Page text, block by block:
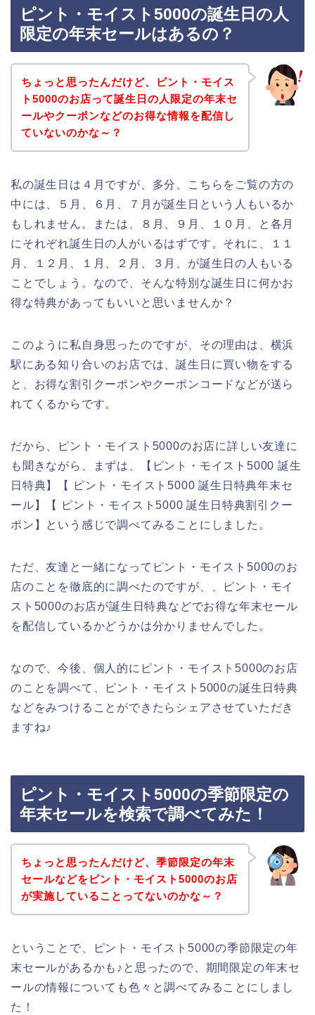
ピント・モイスト5000の誕生日の人
限定の年末セールはあるの？
ちょっと思ったんだけど、ピント・モイス
ト5000のお店って誕生日の人限定の年末セ
ールやクーポンなどのお得な情報を配信し
ていないのかな～？
私の誕生日は４月ですが、多分、こちらをご覧の方の
中には、５月、６月、７月が誕生日という人もいるか
もしれません。または、８月、９月、１０月、と各月
にそれぞれ誕生日の人がいるはずです。それに、１１
月、１２月、１月、２月、３月、が誕生日の人もいる
ことでしょう。なので、そんな特別な誕生日に何かお
得な特典があってもいいと思いませんか？
このように私自身思ったのですが、その理由は、横浜
駅にある知り合いのお店では、誕生日に買い物をする
と、お得な割引クーポンやクーポンコードなどが送ら
れてくるからです。
だから、ピント・モイスト5000のお店に詳しい友達に
も聞きながら、まずは、【ピント・モイスト5000 誕生
日特典】【 ピント・モイスト5000 誕生日特典年末セ
ール】【 ピント・モイスト5000 誕生日特典割引クー
ポン】という感じで調べてみることにしました。
ただ、友達と一緒になってピント・モイスト5000のお
店のことを徹底的に調べたのですが、、ピント・モイ
スト5000のお店が誕生日特典などでお得な年末セール
を配信しているかどうかは分かりませんでした。
なので、今後、個人的にピント・モイスト5000のお店
のことを調べて、ピント・モイスト5000の誕生日特典
などをみつけることができたらシェアさせていただき
ますね♪
ピント・モイスト5000の季節限定の
年末セールを検索で調べてみた！
ちょっと思ったんだけど、季節限定の年末
セールなどをピント・モイスト5000のお店
が実施していることってないのかな～？
ということで、ピント・モイスト5000の季節限定の年
末セールがあるかも♪と思ったので、期間限定の年末セ
ールの情報についても色々と調べてみることにしまし
た！